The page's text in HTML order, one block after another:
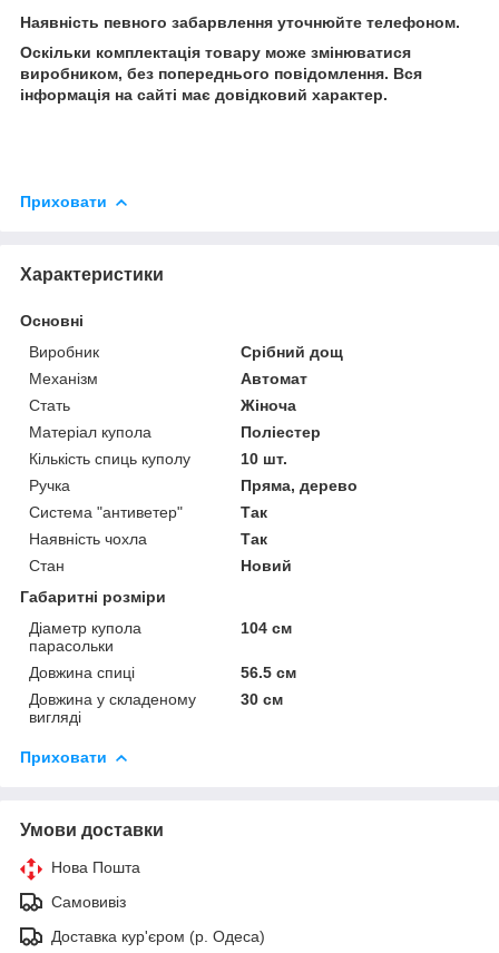
Наявність певного забарвлення уточнюйте телефоном.
Оскільки комплектація товару може змінюватися
виробником, без попереднього повідомлення. Вся
інформація на сайті має довідковий характер.
Приховати
Характеристики
Основні
Виробник
Срібний дощ
Механізм
Автомат
Стать
Жіноча
Матеріал купола
Поліестер
Кількість спиць куполу
10 шт.
Ручка
Пряма, дерево
Система "антиветер"
Так
Наявність чохла
Так
Стан
Новий
Габаритні розміри
Діаметр купола
парасольки
104 см
Довжина спиці
56.5 см
Довжина у складеному
вигляді
30 см
Приховати
Умови доставки
Нова Пошта
Самовивіз
Доставка кур'єром (р. Одеса)